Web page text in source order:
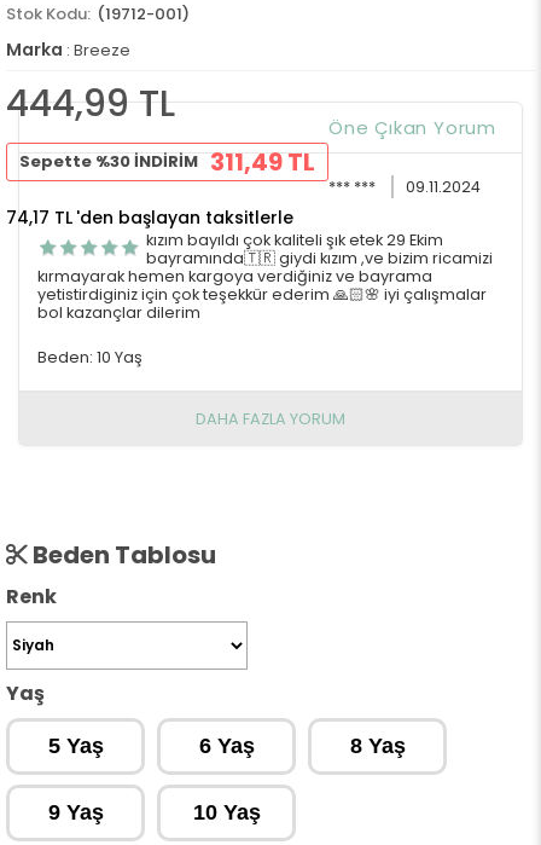
(19712-001)
Marka : Breeze
444,99 TL
Sepette %30 İNDİRİM 311,49 TL
74,17 TL 'den başlayan taksitlerle
Öne Çıkan Yorum
*** *** 09.11.2024
kızım bayıldı çok kaliteli şık etek 29 Ekim
bayramında🇹🇷 giydi kızım ,ve bizim ricamizi
kırmayarak hemen kargoya verdiğiniz ve bayrama
yetistirdiginiz için çok teşekkür ederim 🙏🏻🌸 iyi çalışmalar
bol kazançlar dilerim
Beden: 10 Yaş
DAHA FAZLA YORUM
Beden Tablosu
Renk
Yaş
5 Yaş 6 Yaş 8 Yaş
9 Yaş 10 Yaş